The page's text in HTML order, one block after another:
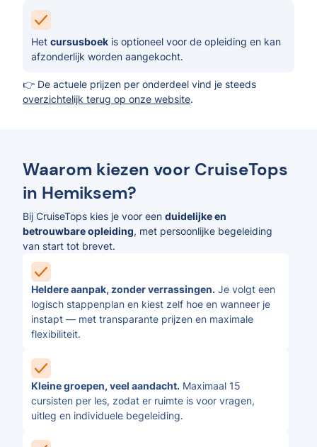
Het cursusboek is optioneel voor de opleiding en kan
afzonderlijk worden aangekocht.
👉 De actuele prijzen per onderdeel vind je steeds
overzichtelijk terug op onze website.
Waarom kiezen voor CruiseTops
in Hemiksem?
Bij CruiseTops kies je voor een duidelijke en
betrouwbare opleiding, met persoonlijke begeleiding
van start tot brevet.
Heldere aanpak, zonder verrassingen. Je volgt een
logisch stappenplan en kiest zelf hoe en wanneer je
instapt — met transparante prijzen en maximale
flexibiliteit.
Kleine groepen, veel aandacht. Maximaal 15
cursisten per les, zodat er ruimte is voor vragen,
uitleg en individuele begeleiding.